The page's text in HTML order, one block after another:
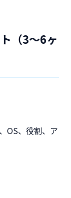
（3〜6ヶ
OS、役割、ア